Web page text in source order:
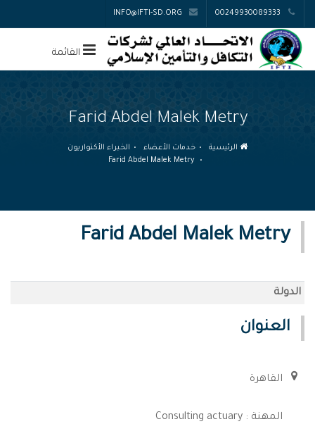
القائمة
Farid Abdel Malek Metry
الرئيسية خدمات الأعضاء
الخبراء الأكتواريون
Farid Abdel Malek Metry
Farid Abdel Malek Metry
الدولة
العنوان
القاهرة
المهنة : Consulting actuary